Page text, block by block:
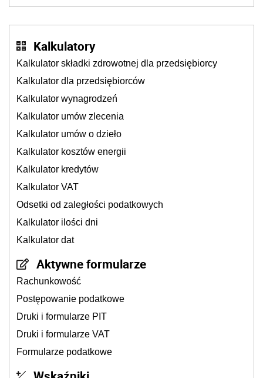
Kalkulatory
Kalkulator składki zdrowotnej dla przedsiębiorcy
Kalkulator dla przedsiębiorców
Kalkulator wynagrodzeń
Kalkulator umów zlecenia
Kalkulator umów o dzieło
Kalkulator kosztów energii
Kalkulator kredytów
Kalkulator VAT
Odsetki od zaległości podatkowych
Kalkulator ilości dni
Kalkulator dat
Aktywne formularze
Rachunkowość
Postępowanie podatkowe
Druki i formularze PIT
Druki i formularze VAT
Formularze podatkowe